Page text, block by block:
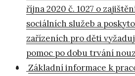
října 2020 č. 1027 o
sociálních služeb a
zařízeních pro děti
pomoc po dobu trvání
Základní informace k